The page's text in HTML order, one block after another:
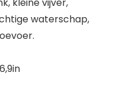
waterschap,